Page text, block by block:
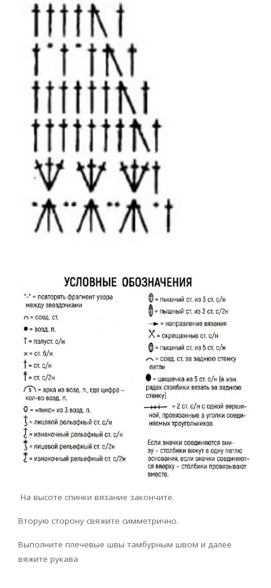
На высоте спинки вязание закончите.
Вторую сторону свяжите симметрично.
Выполните плечевые швы тамбурным швом и далее
вяжите рукава